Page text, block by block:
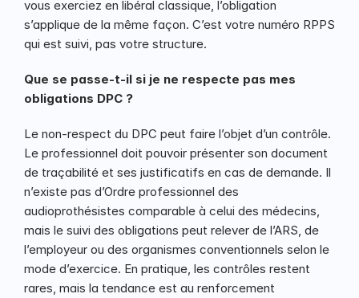
vous exerciez en libéral classique, l’obligation
s’applique de la même façon. C’est votre numéro RPPS
qui est suivi, pas votre structure.
Que se passe-t-il si je ne respecte pas mes
obligations DPC ?
Le non-respect du DPC peut faire l’objet d’un contrôle.
Le professionnel doit pouvoir présenter son document
de traçabilité et ses justificatifs en cas de demande. Il
n’existe pas d’Ordre professionnel des
audioprothésistes comparable à celui des médecins,
mais le suivi des obligations peut relever de l’ARS, de
l’employeur ou des organismes conventionnels selon le
mode d’exercice. En pratique, les contrôles restent
rares, mais la tendance est au renforcement